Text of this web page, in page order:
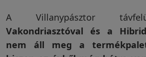
A Villanypásztor
Vakondriasztóval és a
nem áll meg a